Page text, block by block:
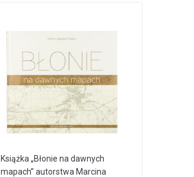
Książka „Błonie na dawnych
mapach” autorstwa Marcina